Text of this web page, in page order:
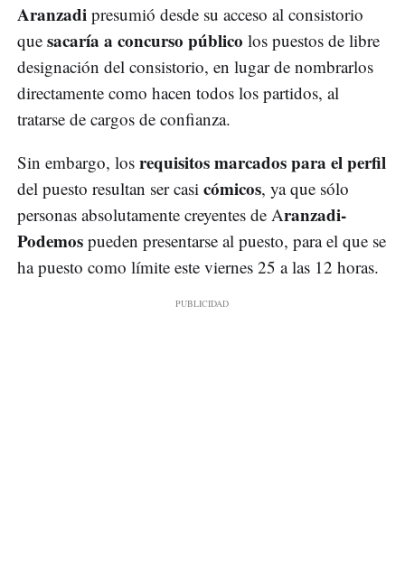
Aranzadi presumió desde su acceso al consistorio
que sacaría a concurso público los puestos de libre
designación del consistorio, en lugar de nombrarlos
directamente como hacen todos los partidos, al
tratarse de cargos de confianza.
Sin embargo, los requisitos marcados para el perfil
del puesto resultan ser casi cómicos, ya que sólo
personas absolutamente creyentes de Aranzadi-
Podemos pueden presentarse al puesto, para el que se
ha puesto como límite este viernes 25 a las 12 horas.